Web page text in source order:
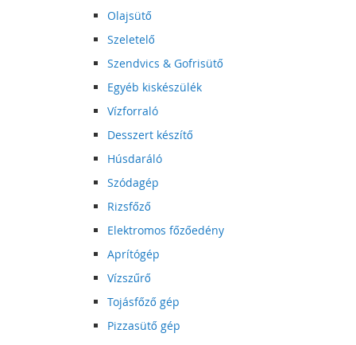
Olajsütő
Szeletelő
Szendvics & Gofrisütő
Egyéb kiskészülék
Vízforraló
Desszert készítő
Húsdaráló
Szódagép
Rizsfőző
Elektromos főzőedény
Aprítógép
Vízszűrő
Tojásfőző gép
Pizzasütő gép